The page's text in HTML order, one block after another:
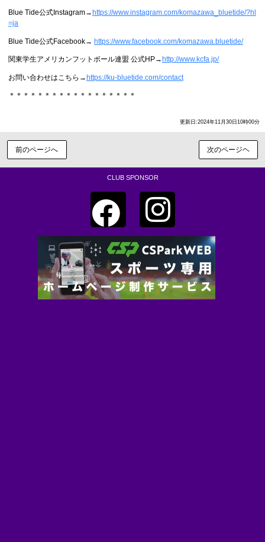
Blue Tide公式Instagram→ https://www.instagram.com/komazawa_bluetide/?hl
=ja
Blue Tide公式Facebook→ https://www.facebook.com/komazawa.bluetide/
関東学生アメリカンフットボール連盟 公式HP→ http://www.kcfa.jp/
お問い合わせはこちら→https://ku-bluetide.com/contact
＊＊＊＊＊＊＊＊＊＊＊＊＊＊＊＊＊＊
更新日:2024年11月30日10時00分
前のページへ 次のページヘ
CLUB SPONSOR